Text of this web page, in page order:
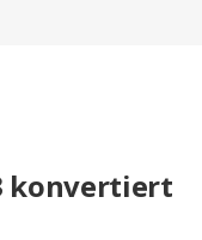
konvertiert